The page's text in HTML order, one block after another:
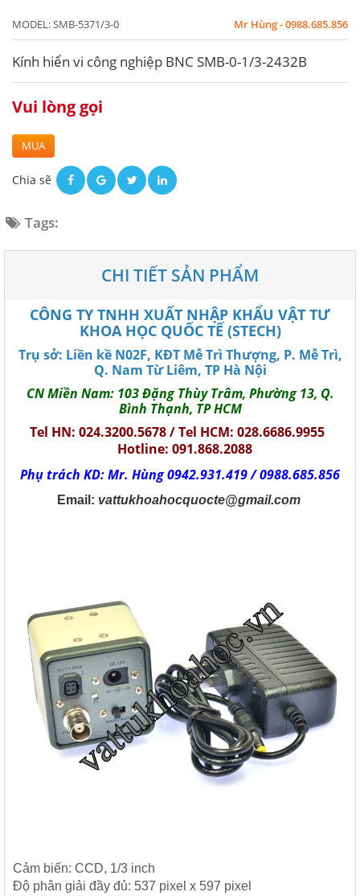
MODEL:SMB-5371/3-0 Mr Hùng - 0988.685.856
Kính hiển vi công nghiệp BNC SMB-0-1/3-2432B
Vui lòng gọi
MUA
Chia sẽ
Tags:
CHI TIẾT SẢN PHẨM
CÔNG TY TNHH XUẤT NHẬP KHẨU VẬT TƯ
KHOA HỌC QUỐC TẾ (STECH)
Trụ sở: Liền kề N02F, KĐT Mễ Trì Thượng, P. Mễ Trì,
Q. Nam Từ Liêm, TP Hà Nội
CN Miền Nam: 103 Đặng Thùy Trâm, Phường 13, Q.
Bình Thạnh, TP HCM
Tel HN: 024.3200.5678 / Tel HCM: 028.6686.9955
Hotline: 091.868.2088
Phụ trách KD: Mr. Hùng 0942.931.419 / 0988.685.856
Email: vattukhoahocquocte@gmail.com
Cảm biến: CCD, 1/3 inch
Độ phân giải đầy đủ: 537 pixel x 597 pixel